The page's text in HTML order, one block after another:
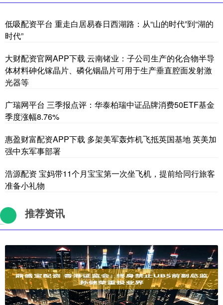
低吸配资平台 重走白居易春日西湖路：从“山的时代”到“湖的
时代”
大财配资官网APP下载 云南锗业：子公司生产的化合物半导
体材料砷化镓晶片、磷化铟晶片可用于生产垂直腔面发射激
光器等
广瑞网平台 三季报点评：华泰柏瑞中证品牌消费50ETF基金
季度涨幅8.76%
惠盈财富配资APP下载 多架美军轰炸机飞抵英国基地 英美加
强中东军事部署
浩源配资 宝妈带11个月宝宝第一次坐飞机，提前给同行旅客
准备小礼物
推荐资讯